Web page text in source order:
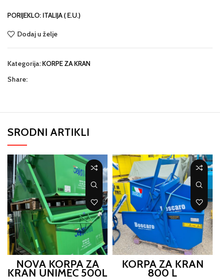
PORIJEKLO: ITALIJA ( E.U.)
Dodaj u želje
Kategorija:KORPE ZA KRAN
Share:
SRODNI ARTIKLI
NOVA KORPA ZA
KRAN UNIMEC 500L
KORPA ZA KRAN
800 L